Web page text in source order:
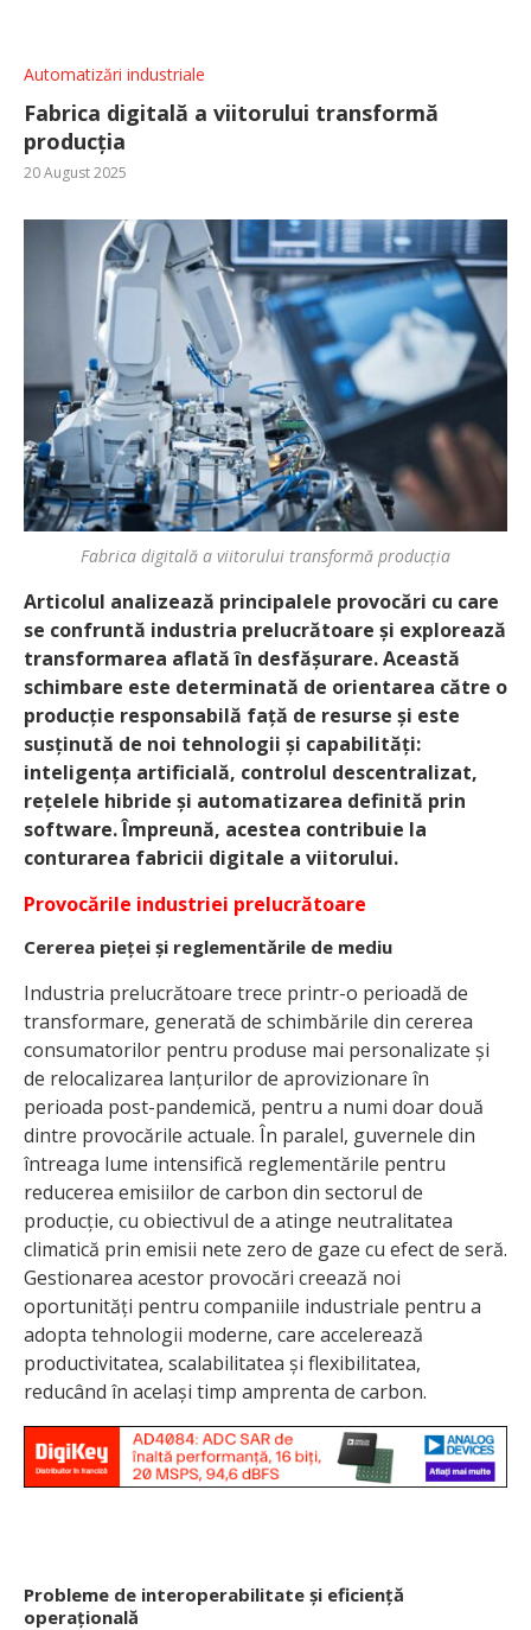
Automatizări industriale
Fabrica digitală a viitorului transformă
producția
20 August 2025
Fabrica digitală a viitorului transformă producția
Articolul analizează principalele provocări cu care
se confruntă industria prelucrătoare și explorează
transformarea aflată în desfășurare. Această
schimbare este determinată de orientarea către o
producție responsabilă față de resurse și este
susținută de noi tehnologii și capabilități:
inteligența artificială, controlul descentralizat,
rețelele hibride și automatizarea definită prin
software. Împreună, acestea contribuie la
conturarea fabricii digitale a viitorului.
Provocările industriei prelucrătoare
Cererea pieței și reglementările de mediu
Industria prelucrătoare trece printr-o perioadă de
transformare, generată de schimbările din cererea
consumatorilor pentru produse mai personalizate și
de relocalizarea lanțurilor de aprovizionare în
perioada post-pandemică, pentru a numi doar două
dintre provocările actuale. În paralel, guvernele din
întreaga lume intensifică reglementările pentru
reducerea emisiilor de carbon din sectorul de
producție, cu obiectivul de a atinge neutralitatea
climatică prin emisii nete zero de gaze cu efect de seră.
Gestionarea acestor provocări creează noi
oportunități pentru companiile industriale pentru a
adopta tehnologii moderne, care accelerează
productivitatea, scalabilitatea și flexibilitatea,
reducând în același timp amprenta de carbon.
Probleme de interoperabilitate și eficiență
operațională